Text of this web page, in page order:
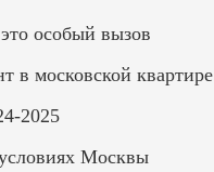
особый вызов
в московской квартире
2025
Москвы